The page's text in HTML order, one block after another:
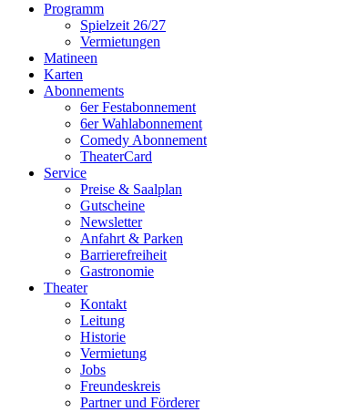
Programm
Spielzeit 26/27
Vermietungen
Matineen
Karten
Abonnements
6er Festabonnement
6er Wahlabonnement
Comedy Abonnement
TheaterCard
Service
Preise & Saalplan
Gutscheine
Newsletter
Anfahrt & Parken
Barrierefreiheit
Gastronomie
Theater
Kontakt
Leitung
Historie
Vermietung
Jobs
Freundeskreis
Partner und Förderer